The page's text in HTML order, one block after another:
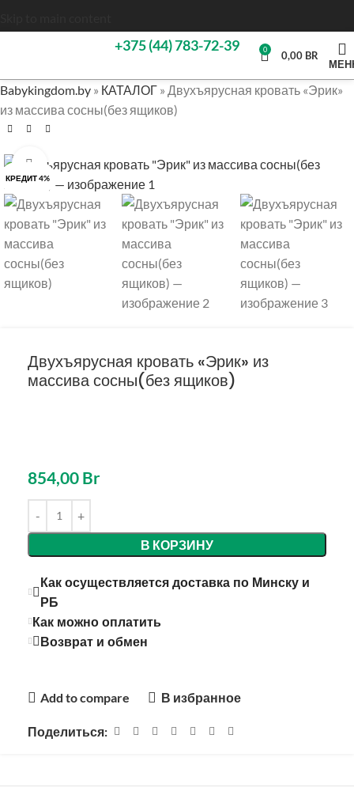
+375 (44) 783-72-39 0 0,00 BR
Babykingdom.by » КАТАЛОГ » Двухъярусная кровать «Эрик»
из массива сосны(без ящиков)
КРЕДИТ 4%
Нажмите, чтобы увеличить
Двухъярусная кровать «Эрик» из
массива сосны(без ящиков)
854,00 Br
В КОРЗИНУ
Как осуществляется доставка по Минску и
РБ
Как можно оплатить
Возврат и обмен
Add to compare В избранное
Поделиться: